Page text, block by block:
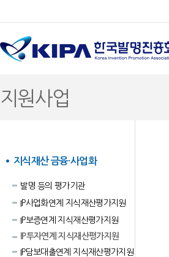
지원사업
지식재산 금융·사업화
발명 등의 평가기관
IP사업화연계 지식재산평가지원
IP보증연계 지식재산평가지원
IP투자연계 지식재산평가지원
IP담보대출연계 지식재산평가지원